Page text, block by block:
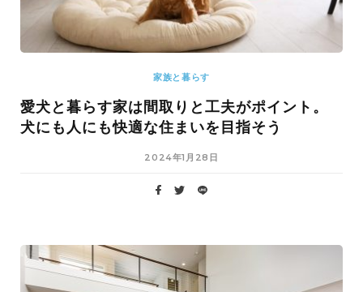
家族と暮らす
愛犬と暮らす家は間取りと工夫がポイント。
犬にも人にも快適な住まいを目指そう
2024年1月28日